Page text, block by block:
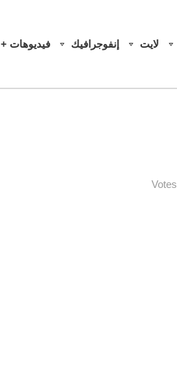
لايت إنفوجرافيك فيديوهات +LG
Votes